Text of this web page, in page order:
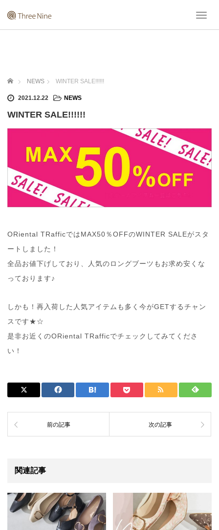
T
o
n
ホーム NEWS WINTER SALE!!!!!!
2021.12.22 NEWS
WINTER SALE!!!!!!
ORiental TRafficではMAX50％OFFのWINTER SALEがスタ
ートしました！
全品お値下げしており、人気のロングブーツもお求め安くな
っております♪
しかも！再入荷した人気アイテムも多く今がGETするチャン
スです★☆
是非お近くのORiental TRafficでチェックしてみてくださ
い！
前の記事 次の記事
関連記事